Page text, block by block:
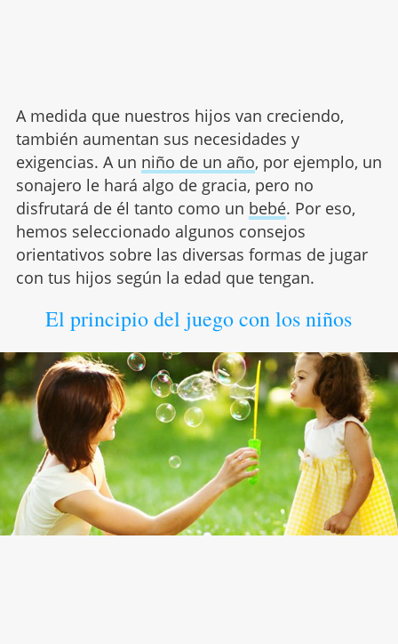
A medida que nuestros hijos van creciendo,
también aumentan sus necesidades y
exigencias. A un niño de un año, por ejemplo, un
sonajero le hará algo de gracia, pero no
disfrutará de él tanto como un bebé. Por eso,
hemos seleccionado algunos consejos
orientativos sobre las diversas formas de jugar
con tus hijos según la edad que tengan.
El principio del juego con los niños